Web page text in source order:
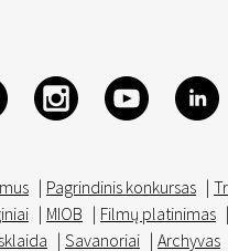
| Pagrindinis konkursas |
| MIOB | Filmų platinimas |
| Savanoriai | Archyvas